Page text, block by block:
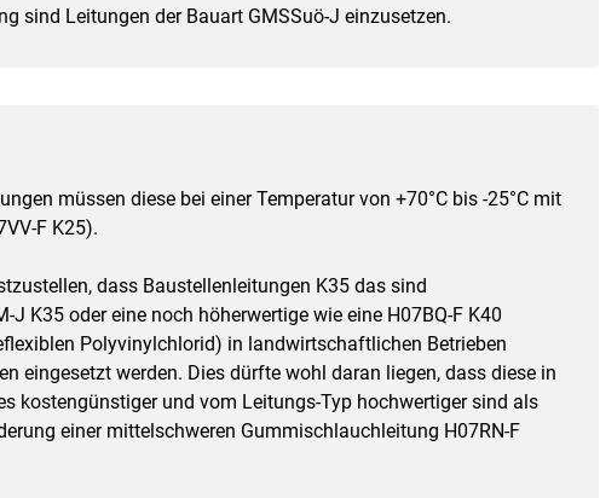
sind Leitungen der Bauart GMSSuö-J einzusetzen.
müssen diese bei einer Temperatur von +70°C bis -25°C mit
F K25).
dass Baustellenleitungen K35 das sind
K35 oder eine noch höherwertige wie eine H07BQ-F K40
Polyvinylchlorid) in landwirtschaftlichen Betrieben
eingesetzt werden. Dies dürfte wohl daran liegen, dass diese in
kostengünstiger und vom Leitungs-Typ hochwertiger sind als
einer mittelschweren Gummischlauchleitung H07RN-F